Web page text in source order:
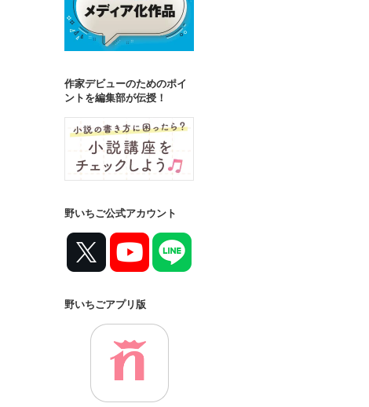
作家デビューのためのポイ
ントを編集部が伝授！
野いちご公式アカウント
野いちごアプリ版